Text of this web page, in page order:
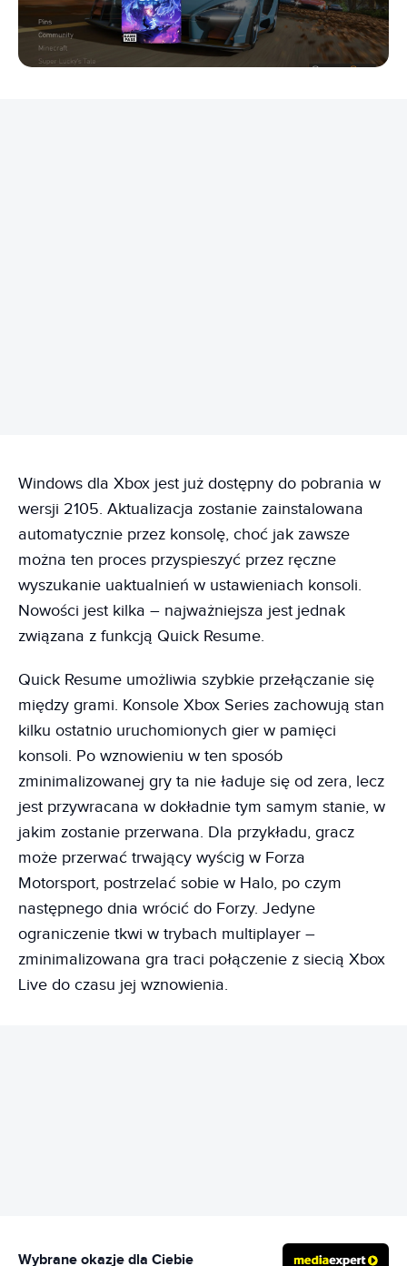
Windows dla Xbox jest już dostępny do pobrania w
wersji 2105. Aktualizacja zostanie zainstalowana
automatycznie przez konsolę, choć jak zawsze
można ten proces przyspieszyć przez ręczne
wyszukanie uaktualnień w ustawieniach konsoli.
Nowości jest kilka – najważniejsza jest jednak
związana z funkcją Quick Resume.
Quick Resume umożliwia szybkie przełączanie się
między grami. Konsole Xbox Series zachowują stan
kilku ostatnio uruchomionych gier w pamięci
konsoli. Po wznowieniu w ten sposób
zminimalizowanej gry ta nie ładuje się od zera, lecz
jest przywracana w dokładnie tym samym stanie, w
jakim zostanie przerwana. Dla przykładu, gracz
może przerwać trwający wyścig w Forza
Motorsport, postrzelać sobie w Halo, po czym
następnego dnia wrócić do Forzy. Jedyne
ograniczenie tkwi w trybach multiplayer –
zminimalizowana gra traci połączenie z siecią Xbox
Live do czasu jej wznowienia.
Wybrane okazje dla Ciebie